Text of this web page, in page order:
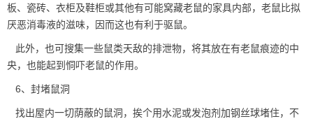
板、瓷砖、衣柜及鞋柜或其他有可能窝藏老鼠的家具内部，老鼠比拟
厌恶消毒液的滋味，因而这也有利于驱鼠。
此外，也可搜集一些鼠类天敌的排泄物，将其放在有老鼠痕迹的中
央，也能起到恫吓老鼠的作用。
6、封堵鼠洞
找出屋内一切荫蔽的鼠洞，挨个用水泥或发泡剂加钢丝球堵住，不